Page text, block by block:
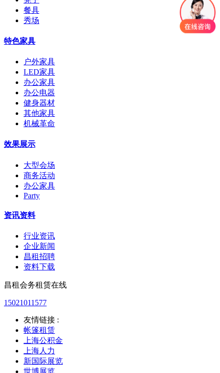
餐具
秀场
特色家具
户外家具
LED家具
办公家具
办公电器
健身器材
其他家具
机械革命
效果展示
大型会场
商务活动
办公家具
Party
资讯资料
行业资讯
企业新闻
昌租招聘
资料下载
昌租会务租赁在线
15021011577
友情链接 :
帐篷租赁
上海公积金
上海人力
新国际展览
世博展览